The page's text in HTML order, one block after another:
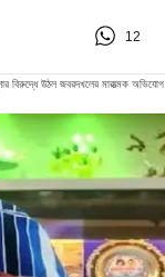
12
বিরুদ্ধে উঠল জবরদখলের মারাত্মক অভিযোগ